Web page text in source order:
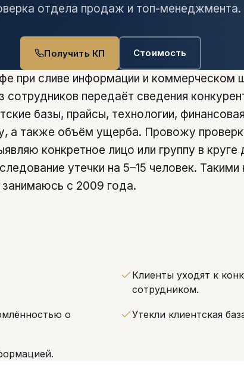
отдела продаж и топ-менеджмента.
Получить КП Стоимость
при сливе информации и коммерческом
сотрудников передаёт сведения
базы, прайсы, технологии,
а также объём ущерба. Провожу
конкретное лицо или группу в
утечки на 5–15 человек.
с 2009 года.
Клиенты уходят к
сотрудником.
о
Утекли клиентская